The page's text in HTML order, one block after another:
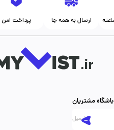
پرداخت امن ارسال به همه جا